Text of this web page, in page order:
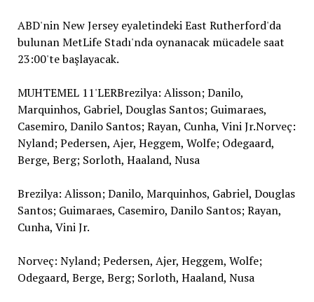
ABD'nin New Jersey eyaletindeki East Rutherford'da
bulunan MetLife Stadı'nda oynanacak mücadele saat
23:00'te başlayacak.
MUHTEMEL 11'LERBrezilya: Alisson; Danilo,
Marquinhos, Gabriel, Douglas Santos; Guimaraes,
Casemiro, Danilo Santos; Rayan, Cunha, Vini Jr.Norveç:
Nyland; Pedersen, Ajer, Heggem, Wolfe; Odegaard,
Berge, Berg; Sorloth, Haaland, Nusa
Brezilya: Alisson; Danilo, Marquinhos, Gabriel, Douglas
Santos; Guimaraes, Casemiro, Danilo Santos; Rayan,
Cunha, Vini Jr.
Norveç: Nyland; Pedersen, Ajer, Heggem, Wolfe;
Odegaard, Berge, Berg; Sorloth, Haaland, Nusa